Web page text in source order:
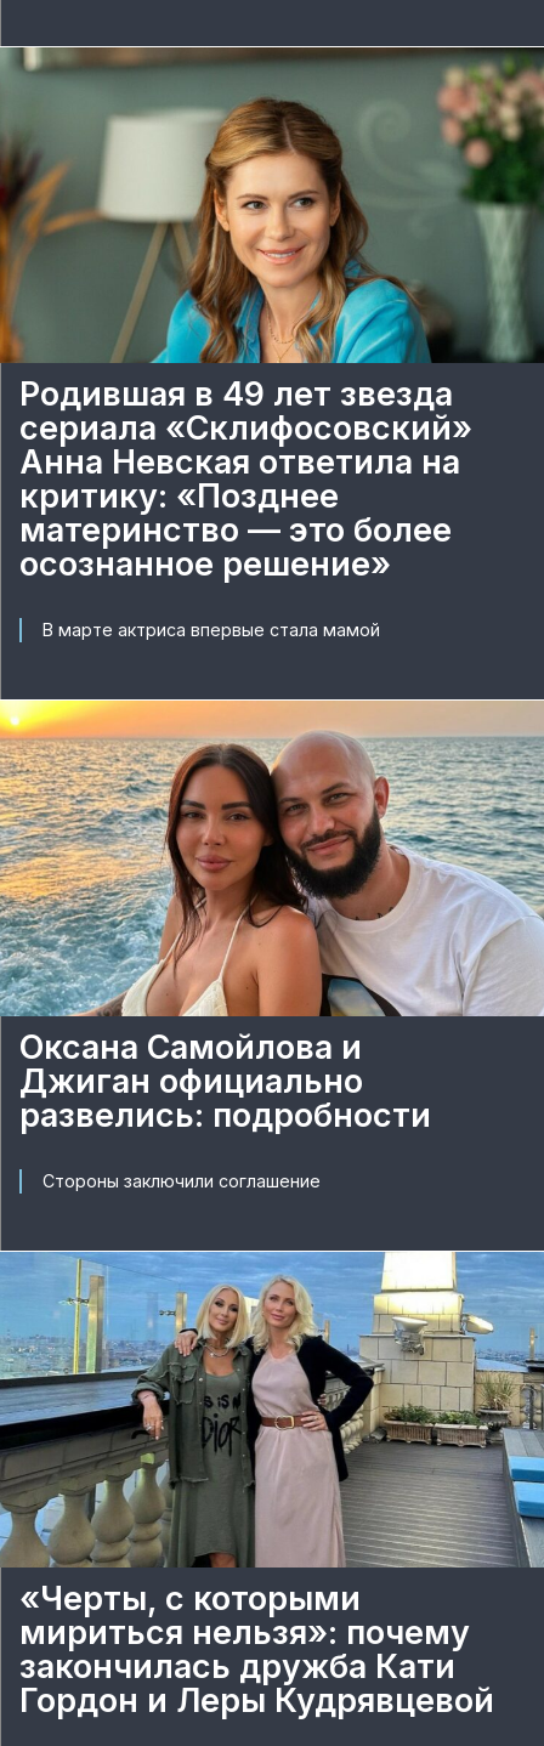
Родившая в 49 лет звезда
сериала «Склифосовский»
Анна Невская ответила на
критику: «Позднее
материнство — это более
осознанное решение»
В марте актриса впервые стала мамой
Оксана Самойлова и
Джиган официально
развелись: подробности
Стороны заключили соглашение
«Черты, с которыми
мириться нельзя»: почему
закончилась дружба Кати
Гордон и Леры Кудрявцевой